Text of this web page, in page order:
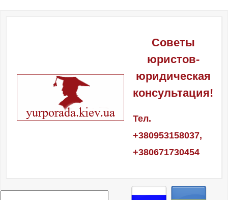
Советы
юристов-
юридическая
консультация!
Тел.
+380953158037,
+380671730454